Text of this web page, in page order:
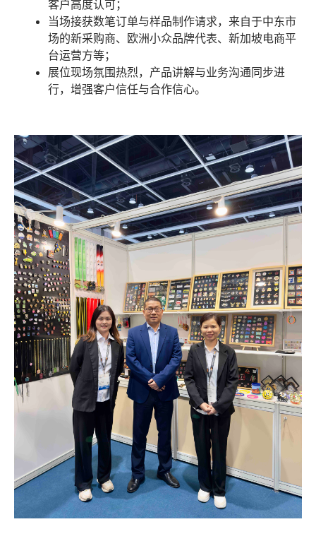
客户高度认可；
当场接获数笔订单与样品制作请求，来自于中东市
场的新采购商、欧洲小众品牌代表、新加坡电商平
台运营方等；
展位现场氛围热烈，产品讲解与业务沟通同步进
行，增强客户信任与合作信心。